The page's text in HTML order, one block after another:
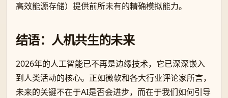
高效能源存储）提供前所未有的精确模拟能力。
结语：人机共生的未来
2026年的人工智能已不再是边缘技术，它已深深嵌入
到人类活动的核心。正如微软和各大行业评论家所言，
未来的关键不在于AI是否会进步，而在于我们如何引导